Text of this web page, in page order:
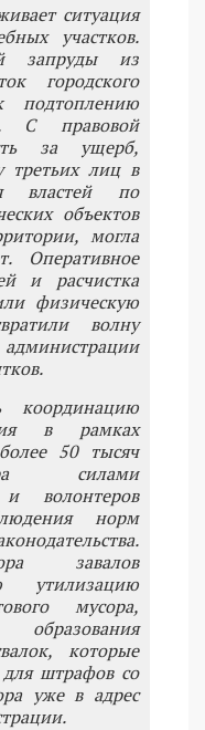
ситуация
участков.
запруды из
городского
С правовой
за ущерб,
третьих лиц в
властей по
объектов
могла
Оперативное
и расчистка
физическую
волну
координацию
в рамках
50 тысяч
силами
волонтеров
норм
завалов
утилизацию
мусора,
которые
штрафов со
уже в адрес